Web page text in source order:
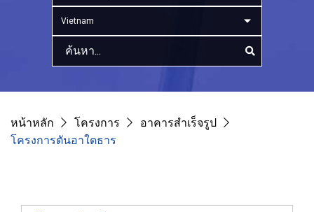
Vietnam
หน้าหลัก โครงการ
อาคารสำเร็จรูป
โครงการตันอาใดธาร